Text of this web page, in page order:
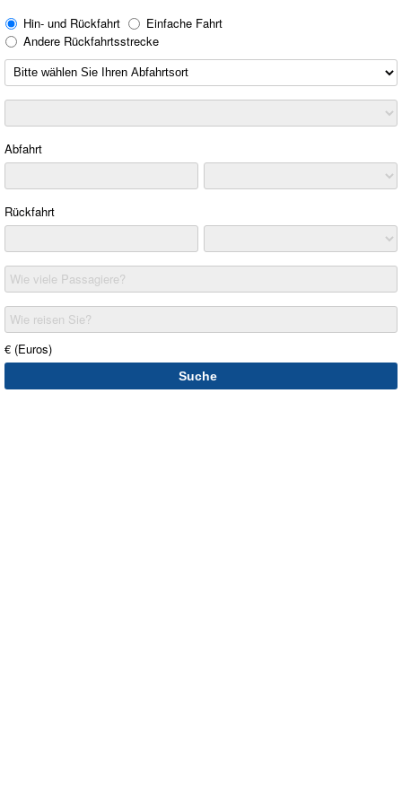
Hin- und Rückfahrt
Einfache Fahrt
Andere Rückfahrtsstrecke
Abfahrt
Rückfahrt
Wie viele Passagiere?
Wie reisen Sie?
€ (Euros)
Suche